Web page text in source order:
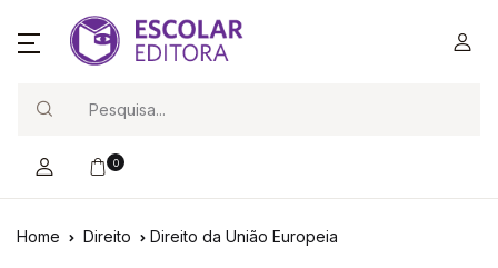
0
Home Direito Direito da União Europeia